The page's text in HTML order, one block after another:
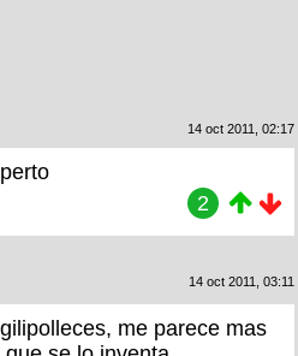
14 oct 2011, 02:17
2
14 oct 2011, 03:11
me parece mas